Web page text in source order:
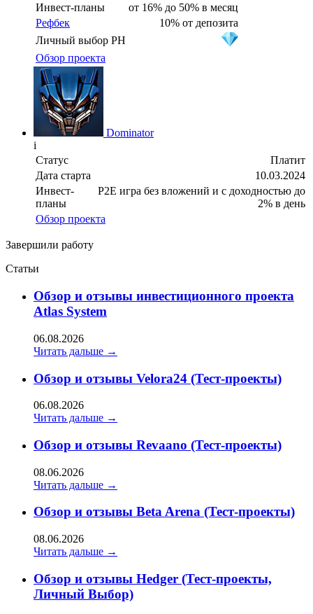
Инвест-планы
от 16% до 50% в месяц
Рефбек
10% от депозита
Личный выбор PH
Обзор проекта
Dominator
i
Статус
Платит
Дата старта
10.03.2024
Инвест-
планы
P2E игра без вложений и с доходностью до
2% в день
Обзор проекта
Завершили работу
Статьи
Oбзор и отзывы инвестиционного проекта
Atlas System
06.08.2026
Читать дальше →
Обзор и отзывы Velora24 (Тест-проекты)
06.08.2026
Читать дальше →
Обзор и отзывы Revaano (Тест-проекты)
08.06.2026
Читать дальше →
Обзор и отзывы Beta Arena (Тест-проекты)
08.06.2026
Читать дальше →
Обзор и отзывы Hedger (Тест-проекты,
Личный Выбор)